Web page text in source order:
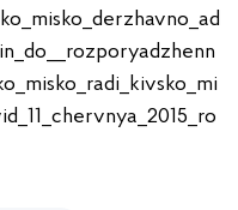
zporyadzhenn
_11_chervnya_2015_ro